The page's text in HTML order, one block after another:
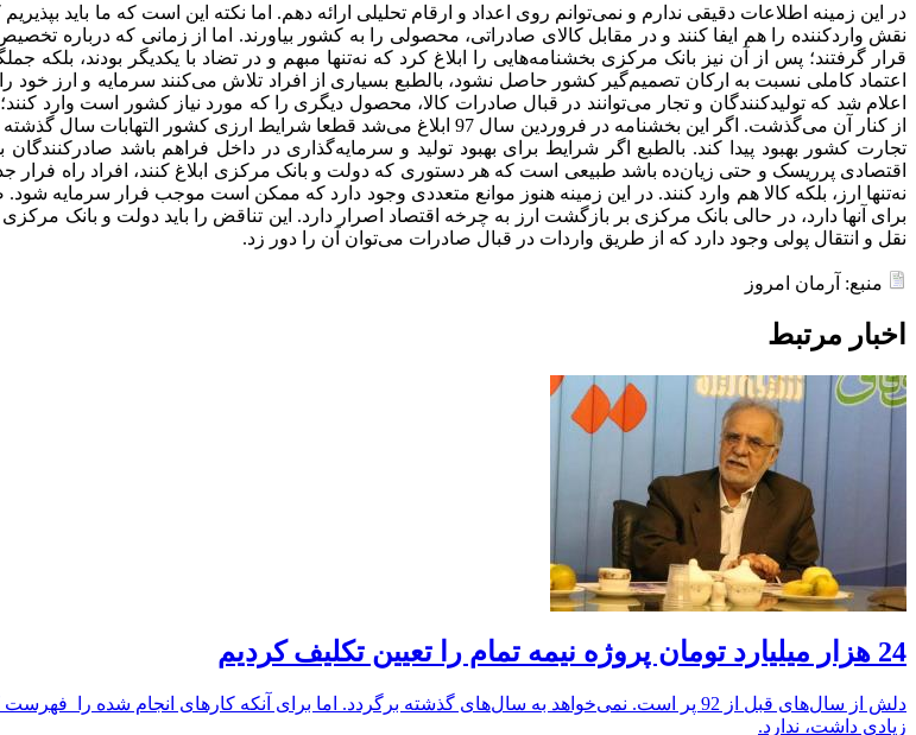
در این زمینه اطلاعات دقیقی ندارم و نمی‌توانم روی اعداد و ارقام تحلیلی ارائه دهم. اما نکته این است که ما باید
قرار گرفتند؛ پس از آن نیز بانک مرکزی بخشنامه‌هایی را ابلاغ کرد که نه‌تنها مبهم و در تضاد با یکدیگر بودند،
اعتماد کاملی نسبت به ارکان تصمیم‌گیر کشور حاصل نشود، بالطبع بسیاری از افراد تلاش می‌کنند سرمایه و ارز
اعلام شد که تولیدکنندگان و تجار می‌توانند در قبال صادرات کالا، محصول دیگری را که مورد نیاز کشور است وارد
از کنار آن می‌گذشت. اگر این بخشنامه در فروردین سال 97 ابلاغ می‌شد قطعا
تجارت کشور بهبود پیدا کند. بالطبع اگر شرایط برای بهبود تولید و سرمایه‌گذاری در داخل فراهم باشد
اقتصادی پرریسک و حتی زیان‌ده باشد طبیعی است که هر دستوری که دولت و بانک مرکزی ابلاغ کنند، افراد راه فرار
نه‌تنها ارز، بلکه کالا هم وارد کنند. در این زمینه هنوز موانع متعددی وجود دارد که ممکن است موجب فرار سرمایه
برای آنها دارد، در حالی بانک مرکزی بر بازگشت ارز به چرخه اقتصاد اصرار دارد. این تناقض را باید دولت و بانک
نقل و انتقال پولی وجود دارد که از طریق واردات در قبال صادرات می‌توان آن را دور زد.
اخبار مرتبط
24 هزار میلیارد تومان پروژه نیمه تمام را تعیین تکلیف کردیم
دلش از سال‌های قبل از 92 پر است. نمی‌خواهد به سال‌های گذشته برگردد. اما برای آنکه کارهای
زیادی داشت، ندارد.